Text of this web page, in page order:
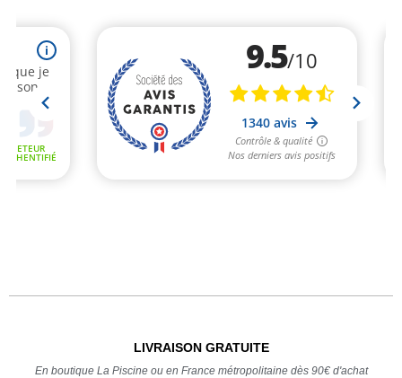
LIVRAISON GRATUITE
En boutique La Piscine ou en France métropolitaine dès 90€ d'achat